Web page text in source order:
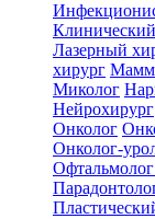
Лазерный
хирург
Миколог
Нейрохирург
Онколог
Онколог-